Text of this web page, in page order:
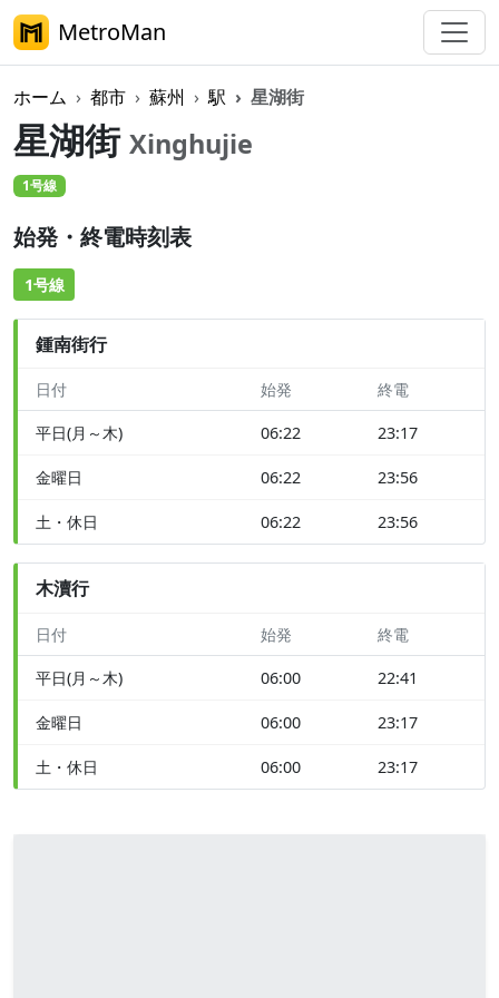
MetroMan
ホーム 都市 蘇州 駅 星湖街
星湖街 Xinghujie
1号線
始発・終電時刻表
1号線
鍾南街行
日付 始発 終電
平日(月～木) 06:22 23:17
金曜日 06:22 23:56
土・休日 06:22 23:56
木瀆行
日付 始発 終電
平日(月～木) 06:00 22:41
金曜日 06:00 23:17
土・休日 06:00 23:17